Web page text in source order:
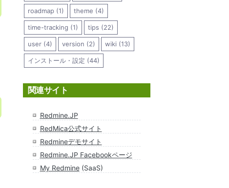
roadmap (1) theme (4)
time-tracking (1) tips (22)
user (4) version (2) wiki (13)
インストール・設定 (44)
関連サイト
Redmine.JP
RedMica公式サイト
Redmineデモサイト
Redmine.JP Facebookページ
My Redmine(SaaS)